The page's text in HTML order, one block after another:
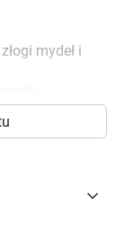
do
mydeł i
zapach,